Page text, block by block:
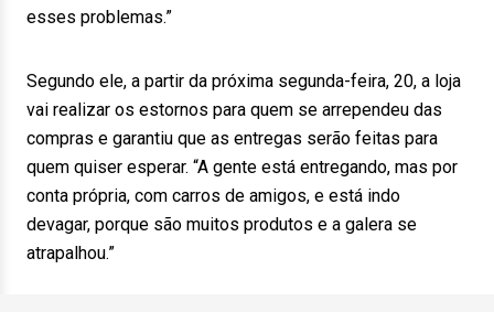
esses problemas.”
Segundo ele, a partir da próxima segunda-feira, 20, a loja
vai realizar os estornos para quem se arrependeu das
compras e garantiu que as entregas serão feitas para
quem quiser esperar. “A gente está entregando, mas por
conta própria, com carros de amigos, e está indo
devagar, porque são muitos produtos e a galera se
atrapalhou.”